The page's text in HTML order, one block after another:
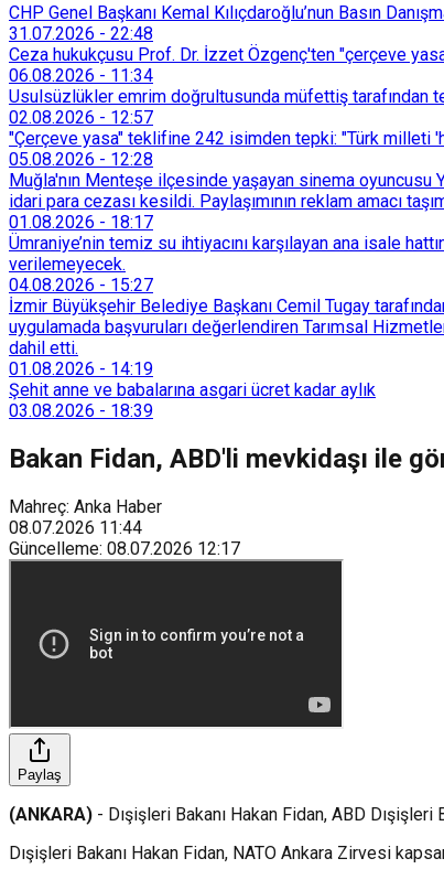
CHP Genel Başkanı Kemal Kılıçdaroğlu’nun Basın
31.07.2026 - 22:48
Ceza hukukçusu Prof. Dr. İzzet Özgenç'ten "çerçeve
06.08.2026 - 11:34
Usulsüzlükler emrim doğrultusunda müfettiş tarafından
02.08.2026 - 12:57
"Çerçeve yasa" teklifine 242 isimden tepki: "Türk milleti
05.08.2026 - 12:28
Muğla'nın Menteşe ilçesinde yaşayan sinema
idari para cezası kesildi. Paylaşımının reklam amacı
01.08.2026 - 18:17
Ümraniye’nin temiz su ihtiyacını karşılayan ana isale
verilemeyecek.
04.08.2026 - 15:27
İzmir Büyükşehir Belediye Başkanı Cemil Tugay
uygulamada başvuruları değerlendiren Tarımsal
dahil etti.
01.08.2026 - 14:19
Şehit anne ve babalarına asgari ücret kadar aylık
03.08.2026 - 18:39
Bakan Fidan, ABD'li mevkidaşı ile
Mahreç: Anka Haber
08.07.2026 11:44
Güncelleme: 08.07.2026 12:17
Paylaş
(ANKARA) - Dışişleri Bakanı Hakan Fidan, ABD
Dışişleri Bakanı Hakan Fidan, NATO Ankara Zirvesi